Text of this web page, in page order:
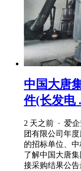
中国大唐
件(长发电
2 天之前 · 爱
团有限公司年
的招标单位、
了解中国大唐
接采购结果公告